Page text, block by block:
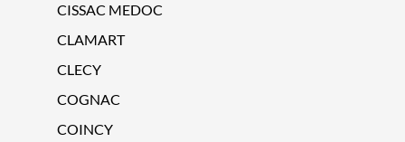
CISSAC MEDOC
CLAMART
CLECY
COGNAC
COINCY